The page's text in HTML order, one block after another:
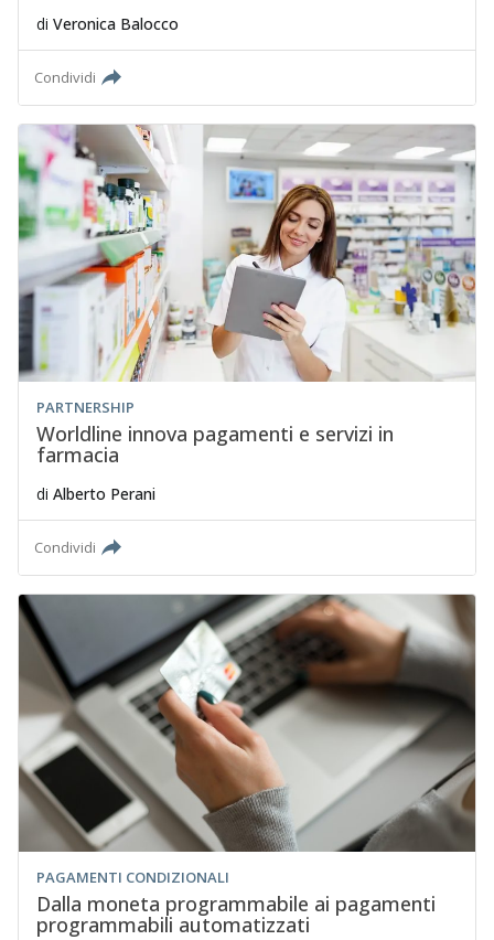
di Veronica Balocco
Condividi
PARTNERSHIP
Worldline innova pagamenti e servizi in
farmacia
di Alberto Perani
Condividi
PAGAMENTI CONDIZIONALI
Dalla moneta programmabile ai pagamenti
programmabili automatizzati